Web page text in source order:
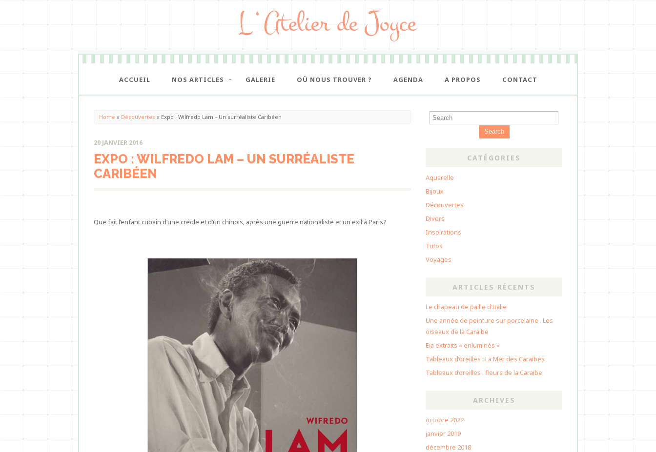
ACCUEIL NOS ARTICLES GALERIE OÙ NOUS TROUVER ? AGENDA A PROPOS CONTACT
Home » Découvertes » Expo : Wilfredo Lam – Un surréaliste Caribéen
20 JANVIER 2016
EXPO : WILFREDO LAM – UN SURRÉALISTE
CARIBÉEN
Que fait l’enfant cubain d’une créole et d’un chinois, après une guerre nationaliste et un exil à Paris?
Search
CATÉGORIES
Aquarelle
Bijoux
Découvertes
Divers
Inspirations
Tutos
Voyages
ARTICLES RÉCENTS
Le chapeau de paille d’Italie
Une année de peinture sur porcelaine . Les
oiseaux de la Caraibe
Eia extraits « enluminés «
Tableaux d’oreilles : La Mer des Caraïbes
Tableaux d’oreilles : fleurs de la Caraibe
ARCHIVES
octobre 2022
janvier 2019
décembre 2018